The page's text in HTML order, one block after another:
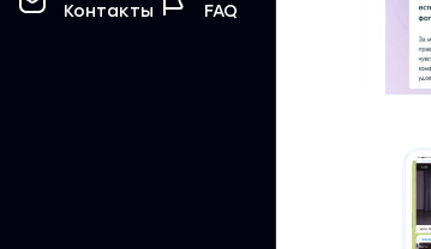
Контакты FAQ